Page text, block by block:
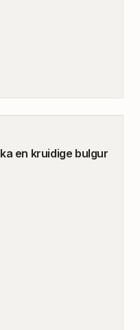
en kruidige bulgur